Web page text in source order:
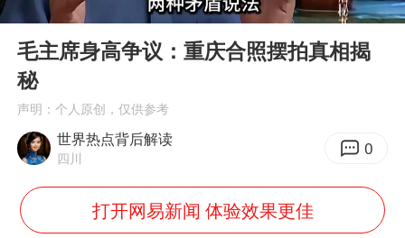
Play
毛主席身高争议：重庆合照摆拍真相揭
秘
声明：个人原创，仅供参考
世界热点背后解读
四川 0
打开网易新闻 体验效果更佳